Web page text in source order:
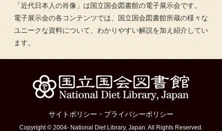
「近代日本人の肖像」は国立国会図書館の電子展示会です。
電子展示会の各コンテンツでは、国立国会図書館所蔵の様々な
ユニークな資料について、わかりやすい解説を加え紹介してい
ます。
サイトポリシー ・ プライバシーポリシー
Copyright © 2004- National Diet Library, Japan. All Rights Reserved.